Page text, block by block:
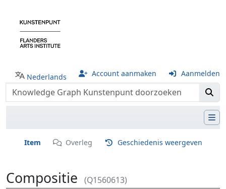
Nederlands Account aanmaken Aanmelden
Item Overleg Geschiedenis weergeven
Compositie (Q1560613)